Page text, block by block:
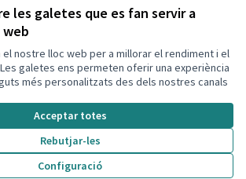
les galetes que es fan servir a
web
nostre lloc web per a millorar el rendiment i el
galetes ens permeten oferir una experiència
més personalitzats des dels nostres canals
Acceptar totes
Rebutjar-les
Configuració
a Facebook
a YouTube
Calafell a GitHub
extern)
lliure
(Enllaç extern)
.